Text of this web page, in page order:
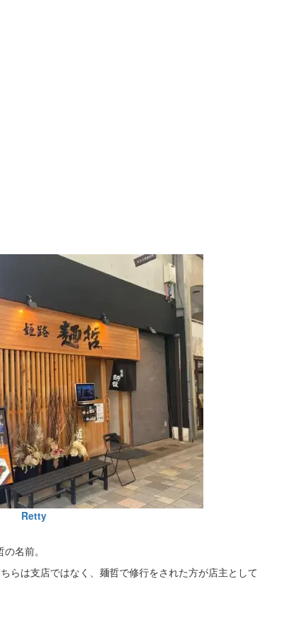
Retty
名前。
らは支店ではなく、麺哲で修行をされた方が店主として